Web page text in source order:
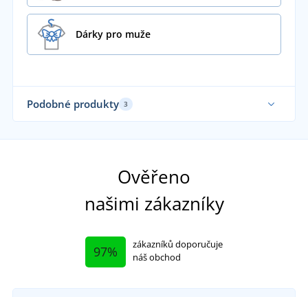
Dárky pro muže
Podobné produkty 3
Ověřeno
našimi zákazníky
97%
zákazníků doporučuje
náš obchod